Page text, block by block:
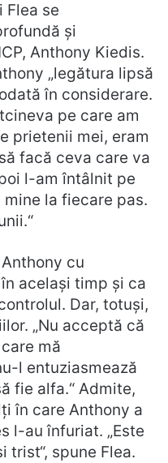
Flea se
și
Anthony Kiedis.
„legătura lipsă
în considerare.
pe care am
prietenii mei, eram
facă ceva care va
l-am întâlnit pe
la fiecare pas.
cu
același timp și ca
Dar, totuși,
„Nu acceptă că
mă
l entuziasmează
fie alfa.“ Admite,
în care Anthony a
l-au înfuriat. „Este
trist“, spune Flea.